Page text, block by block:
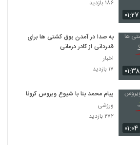
۰۱:۲۷
۱۸۶ بازدید
۰۱:۳۸
به صدا در آمدن بوق کشتی‌ ها برای
قدردانی از کادر درمانی
اخبار
۱۷ بازدید
۰۱:۰۴
پیام محمد بنا با شیوع ویروس کرونا
ورزشی
۲۷۲ بازدید